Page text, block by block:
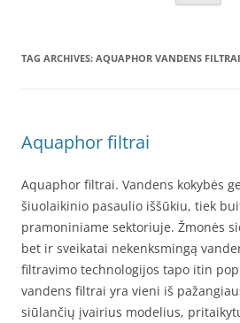
TAG ARCHIVES: AQUAPHOR VANDENS FILTRAI
Aquaphor filtrai
Aquaphor filtrai. Vandens kokybės
šiuolaikinio pasaulio iššūkiu, tiek
pramoniniame sektoriuje. Žmonės
bet ir sveikatai nekenksmingą
filtravimo technologijos tapo itin
vandens filtrai yra vieni iš
siūlančių įvairius modelius,